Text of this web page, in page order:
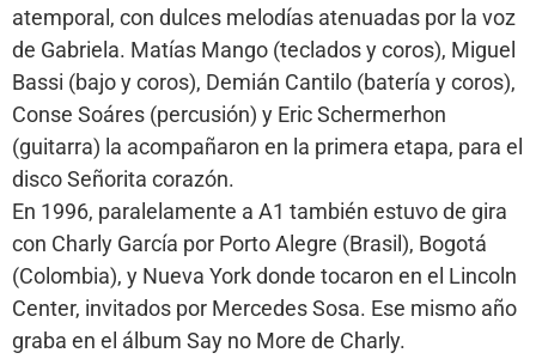
atemporal, con dulces melodías atenuadas por la voz
de Gabriela. Matías Mango (teclados y coros), Miguel
Bassi (bajo y coros), Demián Cantilo (batería y coros),
Conse Soáres (percusión) y Eric Schermerhon
(guitarra) la acompañaron en la primera etapa, para el
disco Señorita corazón.
En 1996, paralelamente a A1 también estuvo de gira
con Charly García por Porto Alegre (Brasil), Bogotá
(Colombia), y Nueva York donde tocaron en el Lincoln
Center, invitados por Mercedes Sosa. Ese mismo año
graba en el álbum Say no More de Charly.